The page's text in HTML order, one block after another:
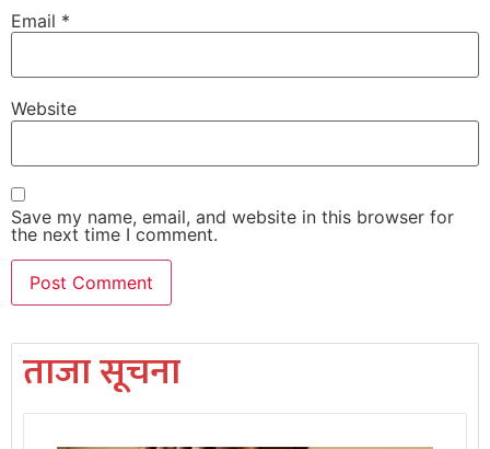
Email *
Website
Save my name, email, and website in this browser for
the next time I comment.
ताजा सूचना